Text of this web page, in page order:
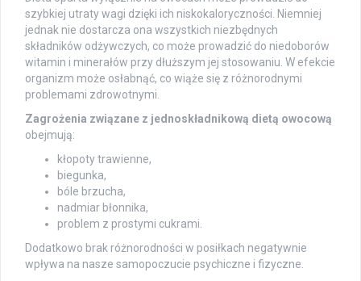
szybkiej utraty wagi dzięki ich niskokaloryczności. Niemniej
jednak nie dostarcza ona wszystkich niezbędnych
składników odżywczych, co może prowadzić do niedoborów
witamin i minerałów przy dłuższym jej stosowaniu. W efekcie
organizm może osłabnąć, co wiąże się z różnorodnymi
problemami zdrowotnymi.
Zagrożenia związane z jednoskładnikową dietą owocową
obejmują:
kłopoty trawienne,
biegunka,
bóle brzucha,
nadmiar błonnika,
problem z prostymi cukrami.
Dodatkowo brak różnorodności w posiłkach negatywnie
wpływa na nasze samopoczucie psychiczne i fizyczne.